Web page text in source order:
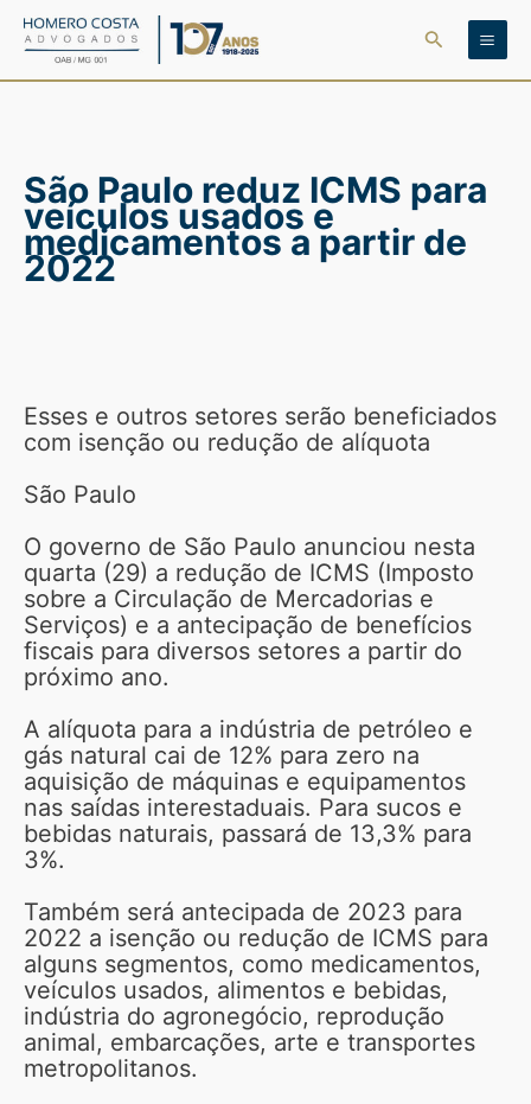
para
Pesquisar
São Paulo reduz ICMS para
veículos usados e
medicamentos a partir de
2022
Esses e outros setores serão beneficiados
com isenção ou redução de alíquota
São Paulo
O governo de São Paulo anunciou nesta
quarta (29) a redução de ICMS (Imposto
sobre a Circulação de Mercadorias e
Serviços) e a antecipação de benefícios
fiscais para diversos setores a partir do
próximo ano.
A alíquota para a indústria de petróleo e
gás natural cai de 12% para zero na
aquisição de máquinas e equipamentos
nas saídas interestaduais. Para sucos e
bebidas naturais, passará de 13,3% para
3%.
Também será antecipada de 2023 para
2022 a isenção ou redução de ICMS para
alguns segmentos, como medicamentos,
veículos usados, alimentos e bebidas,
indústria do agronegócio, reprodução
animal, embarcações, arte e transportes
metropolitanos.